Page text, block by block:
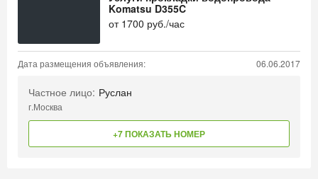
Komatsu D355C
от 1700 руб./час
Дата размещения объявления: 06.06.2017
Частное лицо: Руслан
г.Москва
+7 ПОКАЗАТЬ НОМЕР